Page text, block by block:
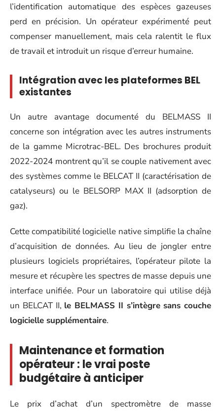
l’identification automatique des espèces gazeuses
perd en précision. Un opérateur expérimenté peut
compenser manuellement, mais cela ralentit le flux
de travail et introduit un risque d’erreur humaine.
Intégration avec les plateformes BEL
existantes
Un autre avantage documenté du BELMASS II
concerne son intégration avec les autres instruments
de la gamme Microtrac-BEL. Des brochures produit
2022-2024 montrent qu’il se couple nativement avec
des systèmes comme le BELCAT II (caractérisation de
catalyseurs) ou le BELSORP MAX II (adsorption de
gaz).
Cette compatibilité logicielle native simplifie la chaîne
d’acquisition de données. Au lieu de jongler entre
plusieurs logiciels propriétaires, l’opérateur pilote la
mesure et récupère les spectres de masse depuis une
interface unifiée. Pour un laboratoire qui utilise déjà
un BELCAT II, le BELMASS II s’intègre sans couche
logicielle supplémentaire.
Maintenance et formation
opérateur : le vrai poste
budgétaire à anticiper
Le prix d’achat d’un spectromètre de masse